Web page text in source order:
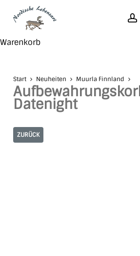
content
WarenkorbClose
Start Neuheiten Muurla Finnland
Datenight
ZURÜCK